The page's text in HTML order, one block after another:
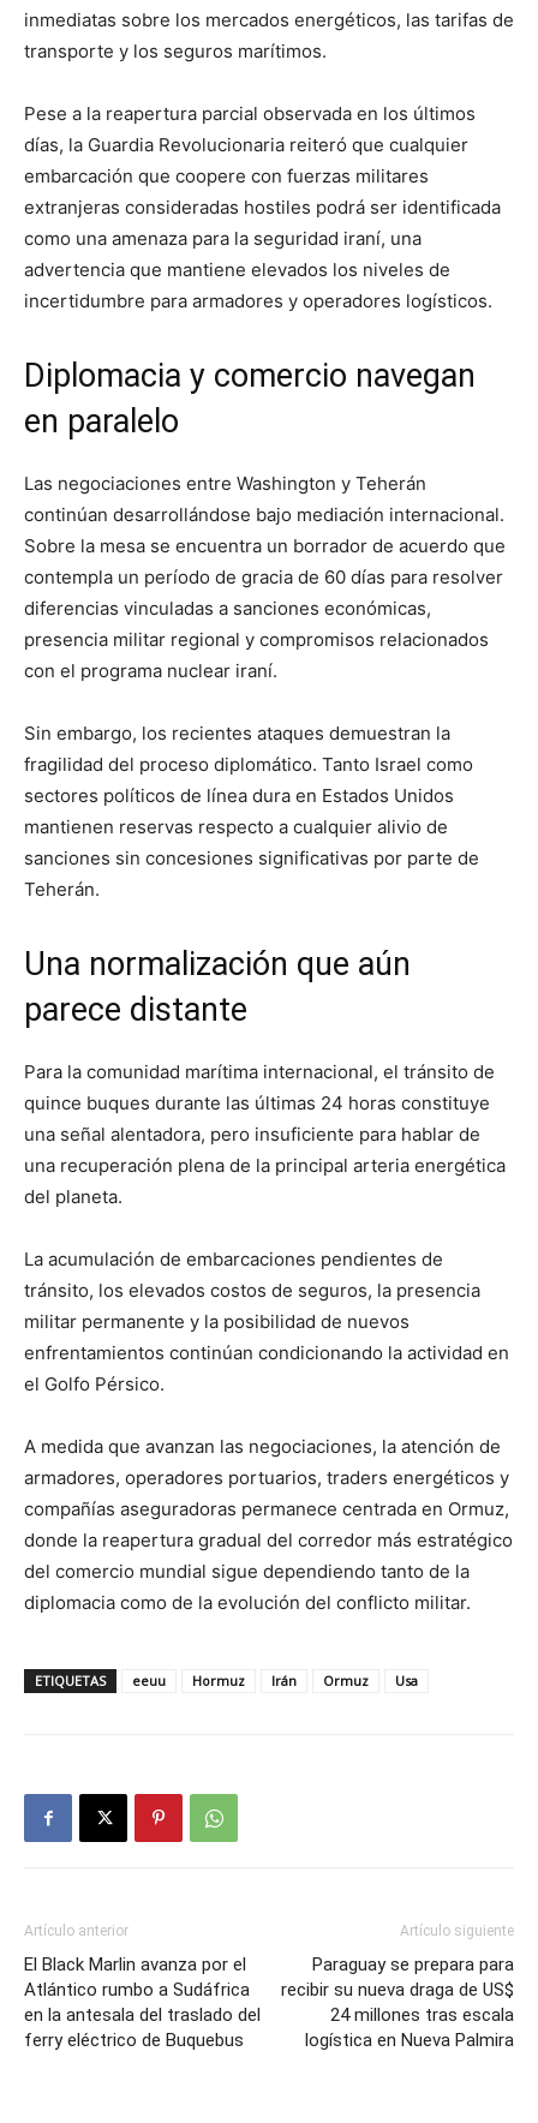
inmediatas sobre los mercados energéticos, las tarifas de
transporte y los seguros marítimos.
Pese a la reapertura parcial observada en los últimos
días, la Guardia Revolucionaria reiteró que cualquier
embarcación que coopere con fuerzas militares
extranjeras consideradas hostiles podrá ser identificada
como una amenaza para la seguridad iraní, una
advertencia que mantiene elevados los niveles de
incertidumbre para armadores y operadores logísticos.
Diplomacia y comercio navegan
en paralelo
Las negociaciones entre Washington y Teherán
continúan desarrollándose bajo mediación internacional.
Sobre la mesa se encuentra un borrador de acuerdo que
contempla un período de gracia de 60 días para resolver
diferencias vinculadas a sanciones económicas,
presencia militar regional y compromisos relacionados
con el programa nuclear iraní.
Sin embargo, los recientes ataques demuestran la
fragilidad del proceso diplomático. Tanto Israel como
sectores políticos de línea dura en Estados Unidos
mantienen reservas respecto a cualquier alivio de
sanciones sin concesiones significativas por parte de
Teherán.
Una normalización que aún
parece distante
Para la comunidad marítima internacional, el tránsito de
quince buques durante las últimas 24 horas constituye
una señal alentadora, pero insuficiente para hablar de
una recuperación plena de la principal arteria energética
del planeta.
La acumulación de embarcaciones pendientes de
tránsito, los elevados costos de seguros, la presencia
militar permanente y la posibilidad de nuevos
enfrentamientos continúan condicionando la actividad en
el Golfo Pérsico.
A medida que avanzan las negociaciones, la atención de
armadores, operadores portuarios, traders energéticos y
compañías aseguradoras permanece centrada en Ormuz,
donde la reapertura gradual del corredor más estratégico
del comercio mundial sigue dependiendo tanto de la
diplomacia como de la evolución del conflicto militar.
ETIQUETAS eeuu Hormuz Irán Ormuz Usa
Artículo anterior
El Black Marlin avanza por el
Atlántico rumbo a Sudáfrica
en la antesala del traslado del
ferry eléctrico de Buquebus
Artículo siguiente
Paraguay se prepara para
recibir su nueva draga de US$
24 millones tras escala
logística en Nueva Palmira